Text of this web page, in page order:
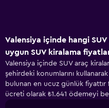
Valensiya içinde hangi
uygun SUV kiralama
Valensiya içinde SUV araç
şehirdeki konumlarını
bulunan en ucuz günlük
ücreti olarak ₺1.641 ödemeyi